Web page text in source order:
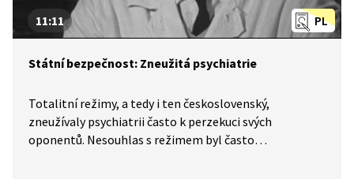
PL
11:11
Státní bezpečnost: Zneužitá psychiatrie
Totalitní režimy, a tedy i ten československý,
zneužívaly psychiatrii často k perzekuci svých
oponentů. Nesouhlas s režimem byl často